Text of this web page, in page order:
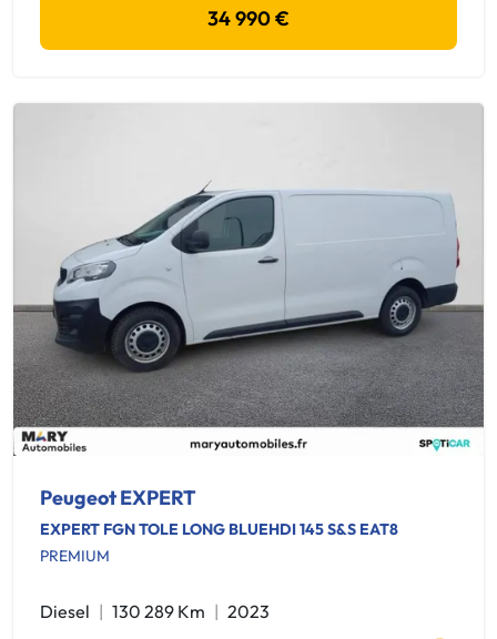
34 990 €
Peugeot EXPERT
EXPERT FGN TOLE LONG BLUEHDI 145 S&S EAT8
PREMIUM
Diesel 130 289 Km
2023